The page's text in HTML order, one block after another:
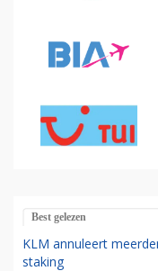
Best gelezen
KLM annuleert
staking